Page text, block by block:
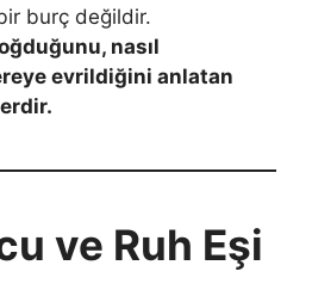
burç değildir.
nasıl
evrildiğini anlatan
ve Ruh Eşi